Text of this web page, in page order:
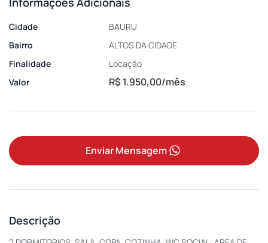
Cidade
BAURU
Bairro
ALTOS DA CIDADE
Finalidade
Locação
Valor
R$ 1.950,00/mês
Enviar Mensagem
Descrição